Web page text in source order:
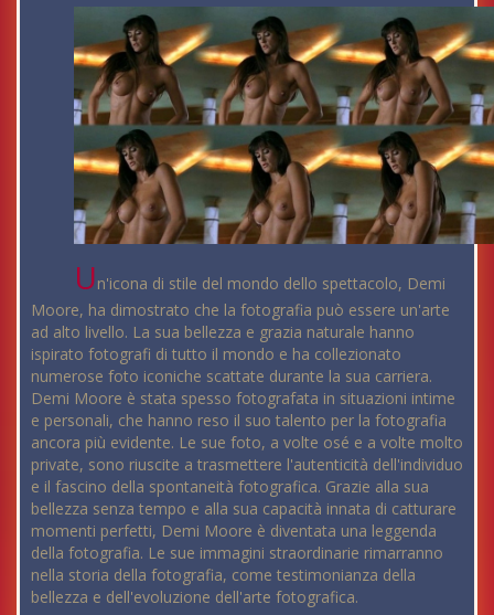
Un'icona di stile del mondo dello spettacolo, Demi
Moore, ha dimostrato che la fotografia può essere un'arte
ad alto livello. La sua bellezza e grazia naturale hanno
ispirato fotografi di tutto il mondo e ha collezionato
numerose foto iconiche scattate durante la sua carriera.
Demi Moore è stata spesso fotografata in situazioni intime
e personali, che hanno reso il suo talento per la fotografia
ancora più evidente. Le sue foto, a volte osé e a volte molto
private, sono riuscite a trasmettere l'autenticità dell'individuo
e il fascino della spontaneità fotografica. Grazie alla sua
bellezza senza tempo e alla sua capacità innata di catturare
momenti perfetti, Demi Moore è diventata una leggenda
della fotografia. Le sue immagini straordinarie rimarranno
nella storia della fotografia, come testimonianza della
bellezza e dell'evoluzione dell'arte fotografica.